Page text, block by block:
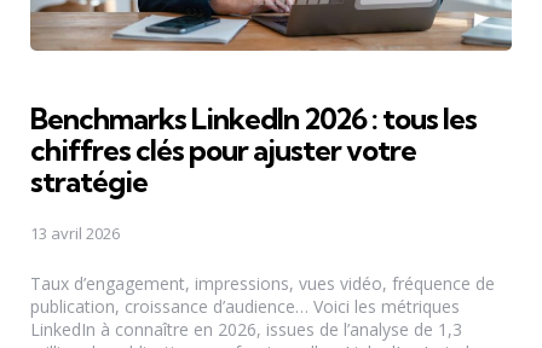
Benchmarks LinkedIn 2026 : tous les
chiffres clés pour ajuster votre
stratégie
13 avril 2026
Taux d’engagement, impressions, vues vidéo, fréquence de
publication, croissance d’audience… Voici les métriques
LinkedIn à connaître en 2026, issues de l’analyse de 1,3